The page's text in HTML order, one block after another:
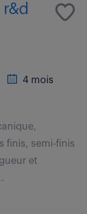
4 mois
finis, semi-finis
et